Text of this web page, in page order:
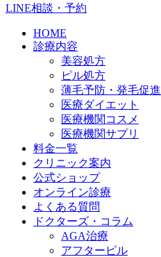
LINE相談・予約
HOME
診療内容
美容処方
ピル処方
薄毛予防・発毛促進
医療ダイエット
医療機関コスメ
医療機関サプリ
料金一覧
クリニック案内
公式ショップ
オンライン診療
よくある質問
ドクターズ・コラム
AGA治療
アフターピル